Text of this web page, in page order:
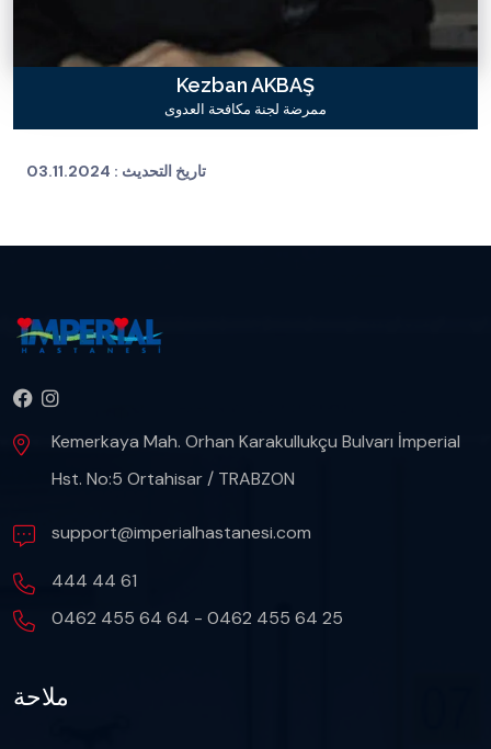
Kezban AKBAŞ
ممرضة لجنة مكافحة العدوى
تاريخ التحديث : 03.11.2024
Kemerkaya Mah. Orhan Karakullukçu Bulvarı İmperial
Hst. No:5 Ortahisar / TRABZON
support@imperialhastanesi.com
444 44 61
0462 455 64 64 - 0462 455 64 25
ملاحة